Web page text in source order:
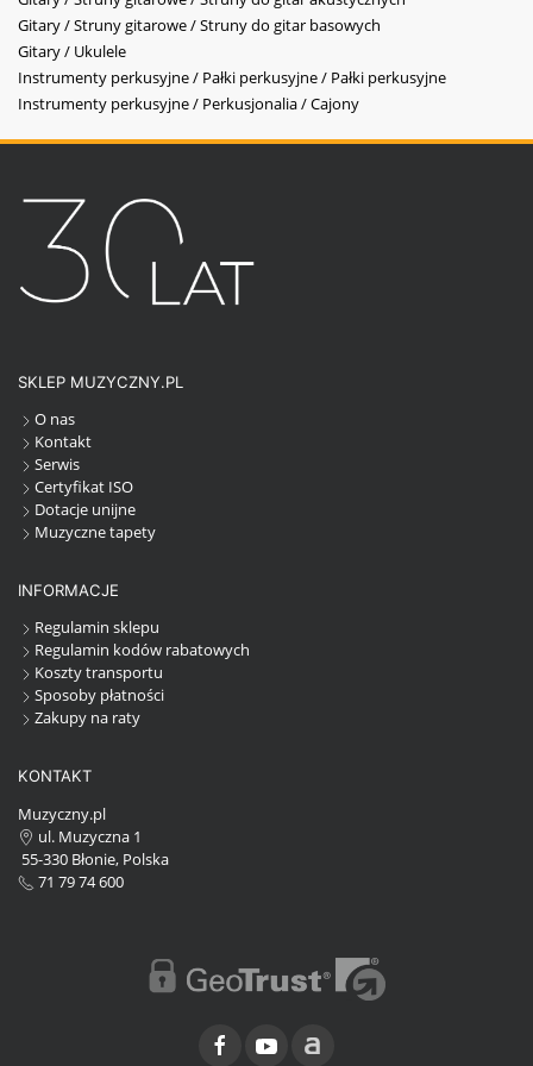
Gitary / Struny gitarowe / Struny do gitar basowych
Gitary / Ukulele
Instrumenty perkusyjne / Pałki perkusyjne / Pałki perkusyjne
Instrumenty perkusyjne / Perkusjonalia / Cajony
SKLEP MUZYCZNY.PL
O nas
Kontakt
Serwis
Certyfikat ISO
Dotacje unijne
Muzyczne tapety
INFORMACJE
Regulamin sklepu
Regulamin kodów rabatowych
Koszty transportu
Sposoby płatności
Zakupy na raty
KONTAKT
Muzyczny.pl
ul. Muzyczna 1
55-330 Błonie, Polska
71 79 74 600